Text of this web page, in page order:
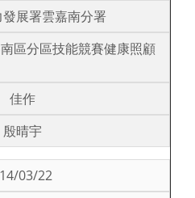
展署雲嘉南分署
區分區技能競賽健康照顧
佳作
殷晴宇
03/22